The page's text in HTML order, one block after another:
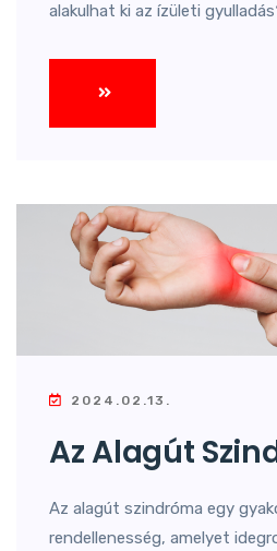
alakulhat ki az ízületi
2024.02.13.
Az Alagút
Az alagút szindróma egy
rendellenesség, amelyet